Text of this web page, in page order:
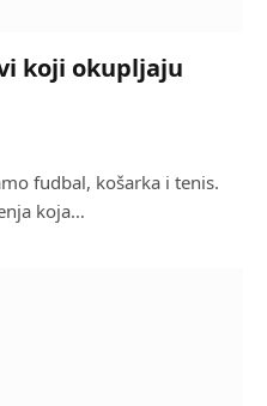
koji okupljaju
fudbal, košarka i tenis.
koja…